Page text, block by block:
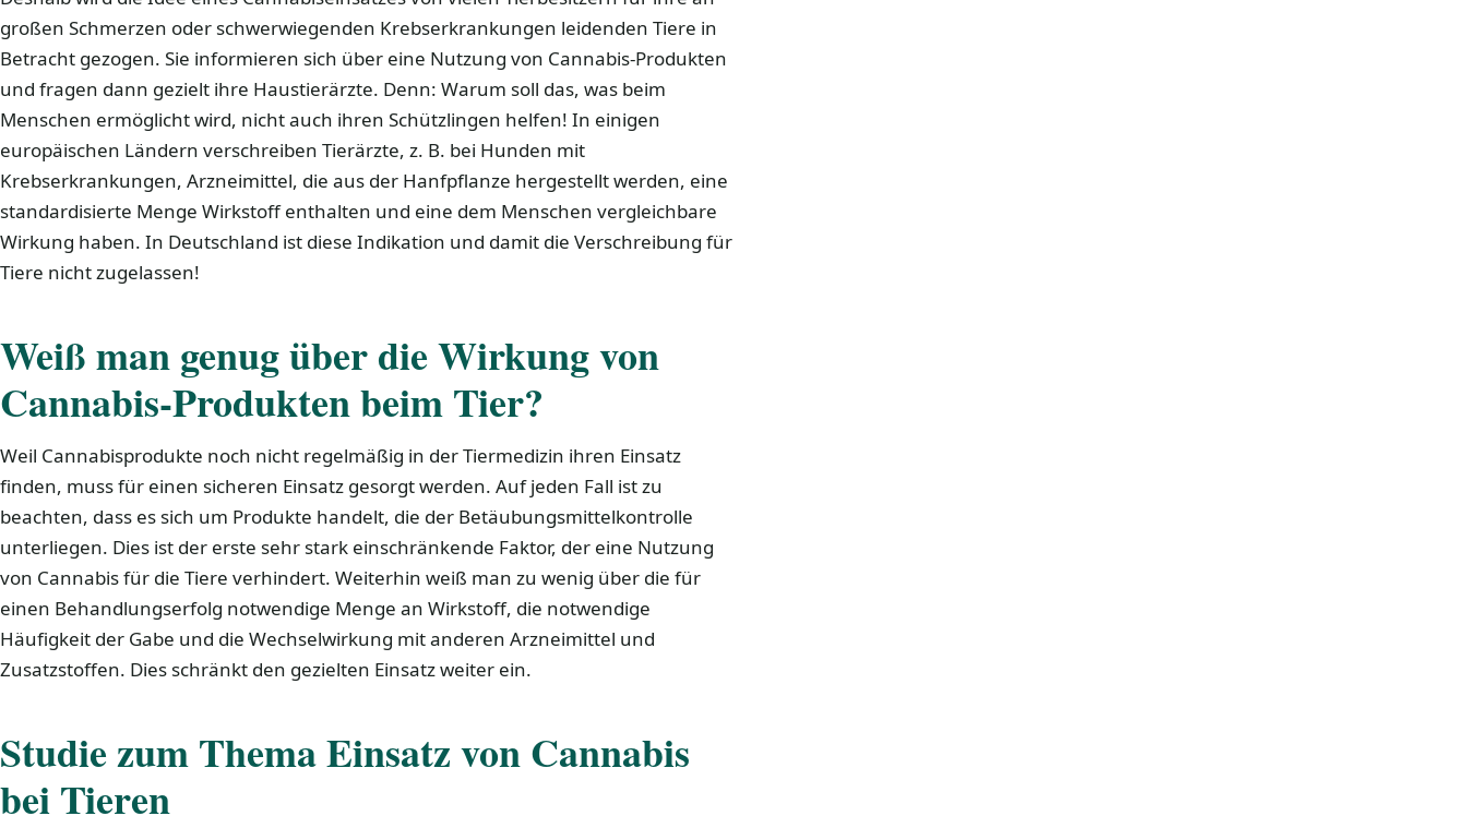
großen Schmerzen oder schwerwiegenden Krebserkrankungen leidenden Tiere in
Betracht gezogen. Sie informieren sich über eine Nutzung von Cannabis-Produkten
und fragen dann gezielt ihre Haustierärzte. Denn: Warum soll das, was beim
Menschen ermöglicht wird, nicht auch ihren Schützlingen helfen! In einigen
europäischen Ländern verschreiben Tierärzte, z. B. bei Hunden mit
Krebserkrankungen, Arzneimittel, die aus der Hanfpflanze hergestellt werden, eine
standardisierte Menge Wirkstoff enthalten und eine dem Menschen vergleichbare
Wirkung haben. In Deutschland ist diese Indikation und damit die Verschreibung für
Tiere nicht zugelassen!
Weiß man genug über die Wirkung von
Cannabis-Produkten beim Tier?
Weil Cannabisprodukte noch nicht regelmäßig in der Tiermedizin ihren Einsatz
finden, muss für einen sicheren Einsatz gesorgt werden. Auf jeden Fall ist zu
beachten, dass es sich um Produkte handelt, die der Betäubungsmittelkontrolle
unterliegen. Dies ist der erste sehr stark einschränkende Faktor, der eine Nutzung
von Cannabis für die Tiere verhindert. Weiterhin weiß man zu wenig über die für
einen Behandlungserfolg notwendige Menge an Wirkstoff, die notwendige
Häufigkeit der Gabe und die Wechselwirkung mit anderen Arzneimittel und
Zusatzstoffen. Dies schränkt den gezielten Einsatz weiter ein.
Studie zum Thema Einsatz von Cannabis
bei Tieren